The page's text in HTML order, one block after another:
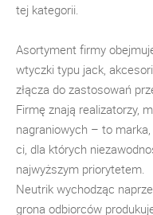
tej kategorii.
Asortyment firmy
wtyczki typu jack,
złącza do zastosowań
Firmę znają realizatorzy,
nagraniowych – to
ci, dla których
najwyższym priorytetem.
Neutrik wychodząc
grona odbiorców